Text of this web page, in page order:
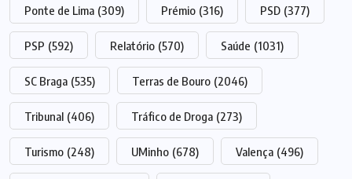
Ponte de Lima (309) Prémio (316) PSD (377)
PSP (592) Relatório (570) Saúde (1031)
SC Braga (535) Terras de Bouro (2046)
Tribunal (406) Tráfico de Droga (273)
Turismo (248) UMinho (678) Valença (496)